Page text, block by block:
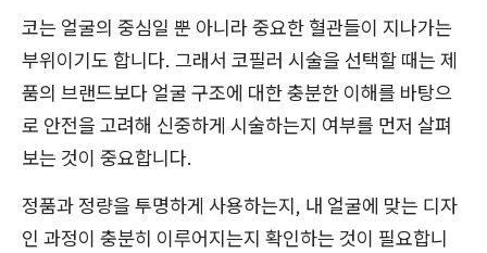
코는 얼굴의 중심일 뿐 아니라 중요한 혈관들이 지나가는
부위이기도 합니다. 그래서 코필러 시술을 선택할 때는 제
품의 브랜드보다 얼굴 구조에 대한 충분한 이해를 바탕으
로 안전을 고려해 신중하게 시술하는지 여부를 먼저 살펴
보는 것이 중요합니다.
정품과 정량을 투명하게 사용하는지, 내 얼굴에 맞는 디자
인 과정이 충분히 이루어지는지 확인하는 것이 필요합니